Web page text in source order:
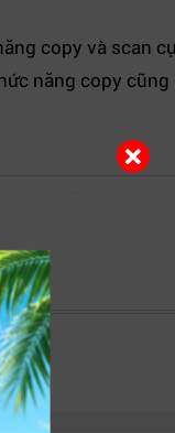
copy và scan
năng copy
Scan/Copy
Scan/Copy
Scan/Copy